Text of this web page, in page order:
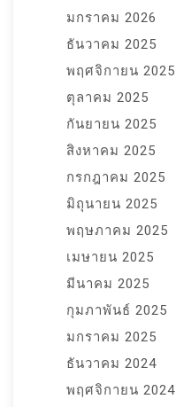
มกราคม 2026
ธันวาคม 2025
พฤศจิกายน 2025
ตุลาคม 2025
กันยายน 2025
สิงหาคม 2025
กรกฎาคม 2025
มิถุนายน 2025
พฤษภาคม 2025
เมษายน 2025
มีนาคม 2025
กุมภาพันธ์ 2025
มกราคม 2025
ธันวาคม 2024
พฤศจิกายน 2024